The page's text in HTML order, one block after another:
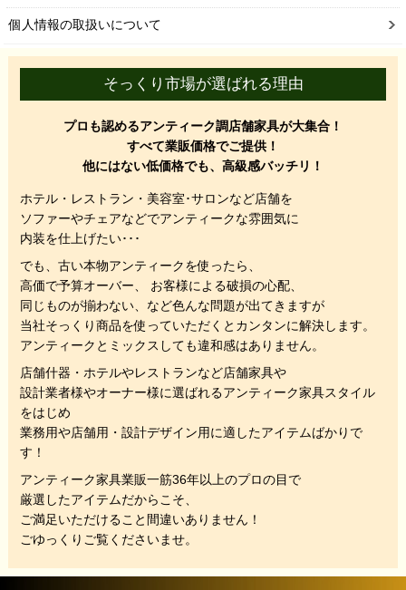
個人情報の取扱いについて
そっくり市場が選ばれる理由
プロも認めるアンティーク調店舗家具が大集合！
すべて業販価格でご提供！
他にはない低価格でも、高級感バッチリ！
ホテル・レストラン・美容室･サロンなど店舗を
ソファーやチェアなどでアンティークな雰囲気に
内装を仕上げたい･･･
でも、 古い本物アンティークを使ったら、
高価で予算オーバー、 お客様による破損の心配、
同じものが揃わない、 など色んな問題が出てきますが
当社そっくり商品を使っていただくと カンタンに解決します。
アンティークとミックスしても違和感はありません。
店舗什器・ホテルやレストランなど店舗家具や
設計業者様やオーナー様に選ばれるアンティーク家具スタイル
をはじめ
業務用や店舗用・設計デザイン用に適したアイテムばかりで
す！
アンティーク家具業販一筋36年以上のプロの目で
厳選したアイテムだからこそ、
ご満足いただけること間違いありません！
ごゆっくりご覧くださいませ。